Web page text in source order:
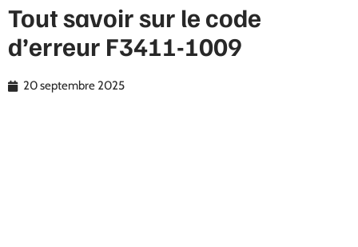
Tout savoir sur le code
d’erreur F3411-1009
20 septembre 2025